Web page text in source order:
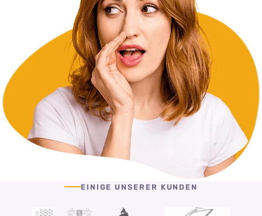
EINIGE UNSERER KUNDEN